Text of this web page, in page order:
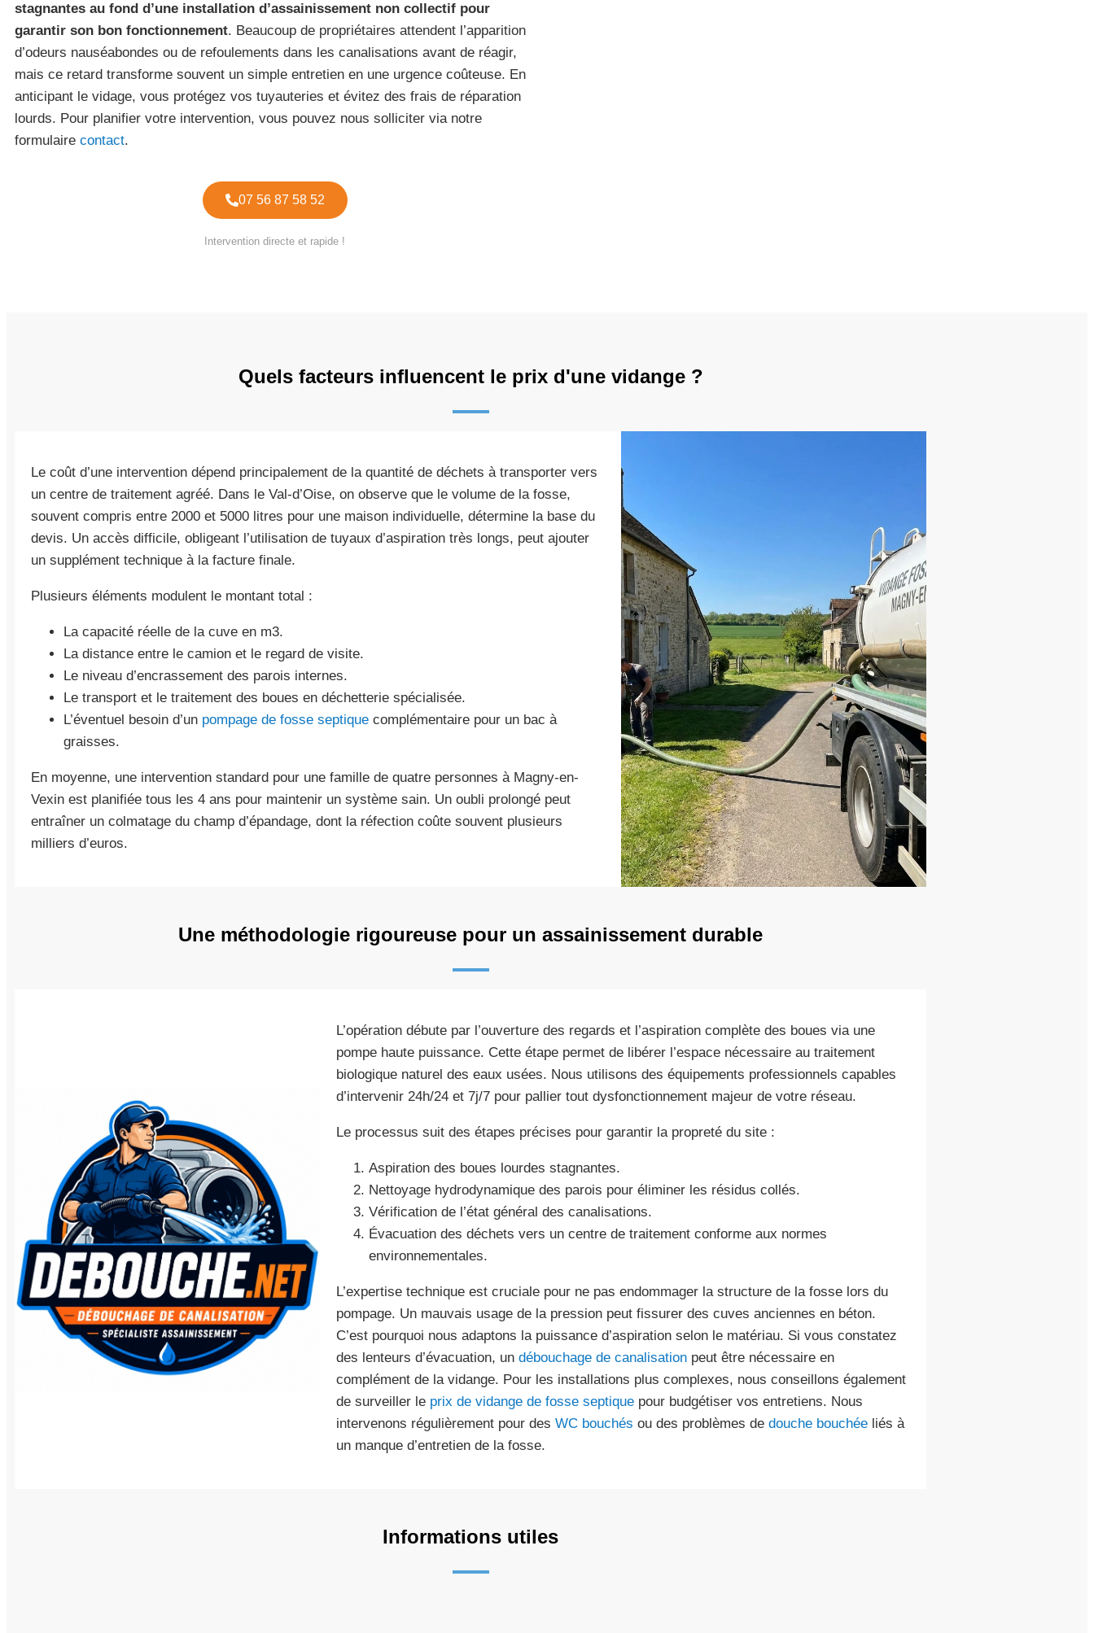
stagnantes au fond d’une installation d’assainissement non collectif pour
garantir son bon fonctionnement. Beaucoup de propriétaires attendent l’apparition
d’odeurs nauséabondes ou de refoulements dans les canalisations avant de réagir,
mais ce retard transforme souvent un simple entretien en une urgence coûteuse. En
anticipant le vidage, vous protégez vos tuyauteries et évitez des frais de réparation
lourds. Pour planifier votre intervention, vous pouvez nous solliciter via notre
formulaire contact.
07 56 87 58 52
Intervention directe et rapide !
Quels facteurs influencent le prix d'une vidange ?
Le coût d’une intervention dépend principalement de la quantité de déchets à transporter vers
un centre de traitement agréé. Dans le Val-d’Oise, on observe que le volume de la fosse,
souvent compris entre 2000 et 5000 litres pour une maison individuelle, détermine la base du
devis. Un accès difficile, obligeant l’utilisation de tuyaux d’aspiration très longs, peut ajouter
un supplément technique à la facture finale.
Plusieurs éléments modulent le montant total :
La capacité réelle de la cuve en m3.
La distance entre le camion et le regard de visite.
Le niveau d’encrassement des parois internes.
Le transport et le traitement des boues en déchetterie spécialisée.
L’éventuel besoin d’un pompage de fosse septique complémentaire pour un bac à
graisses.
En moyenne, une intervention standard pour une famille de quatre personnes à Magny-en-
Vexin est planifiée tous les 4 ans pour maintenir un système sain. Un oubli prolongé peut
entraîner un colmatage du champ d’épandage, dont la réfection coûte souvent plusieurs
milliers d’euros.
Une méthodologie rigoureuse pour un assainissement durable
L’opération débute par l’ouverture des regards et l’aspiration complète des boues via une
pompe haute puissance. Cette étape permet de libérer l’espace nécessaire au traitement
biologique naturel des eaux usées. Nous utilisons des équipements professionnels capables
d’intervenir 24h/24 et 7j/7 pour pallier tout dysfonctionnement majeur de votre réseau.
Le processus suit des étapes précises pour garantir la propreté du site :
Aspiration des boues lourdes stagnantes.
Nettoyage hydrodynamique des parois pour éliminer les résidus collés.
Vérification de l’état général des canalisations.
Évacuation des déchets vers un centre de traitement conforme aux normes
environnementales.
L’expertise technique est cruciale pour ne pas endommager la structure de la fosse lors du
pompage. Un mauvais usage de la pression peut fissurer des cuves anciennes en béton.
C’est pourquoi nous adaptons la puissance d’aspiration selon le matériau. Si vous constatez
des lenteurs d’évacuation, un débouchage de canalisationpeut être nécessaire en
complément de la vidange. Pour les installations plus complexes, nous conseillons également
de surveiller le prix de vidange de fosse septiquepour budgétiser vos entretiens. Nous
intervenons régulièrement pour des WC bouchés ou des problèmes de douche bouchéeliés à
un manque d’entretien de la fosse.
Informations utiles